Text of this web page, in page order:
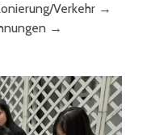
Verkehr →
→